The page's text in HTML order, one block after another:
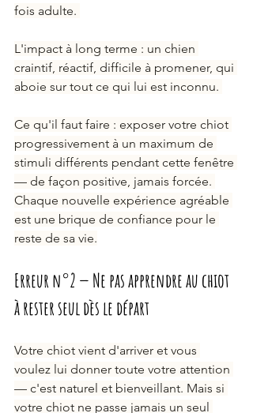
fois adulte.
L'impact à long terme : un chien
craintif, réactif, difficile à promener, qui
aboie sur tout ce qui lui est inconnu.
Ce qu'il faut faire : exposer votre chiot
progressivement à un maximum de
stimuli différents pendant cette fenêtre
— de façon positive, jamais forcée.
Chaque nouvelle expérience agréable
est une brique de confiance pour le
reste de sa vie.
Erreur n°2 — Ne pas apprendre au chiot
à rester seul dès le départ
Votre chiot vient d'arriver et vous
voulez lui donner toute votre attention
— c'est naturel et bienveillant. Mais si
votre chiot ne passe jamais un seul